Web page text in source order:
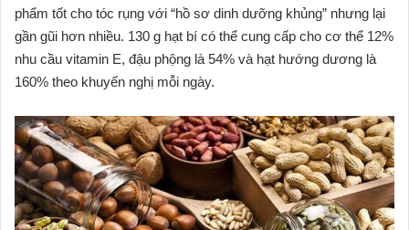
phẩm tốt cho tóc rụng với “hồ sơ dinh dưỡng khủng” nhưng lại
gần gũi hơn nhiều. 130 g hạt bí có thể cung cấp cho cơ thể 12%
nhu cầu vitamin E, đậu phộng là 54% và hạt hướng dương là
160% theo khuyến nghị mỗi ngày.